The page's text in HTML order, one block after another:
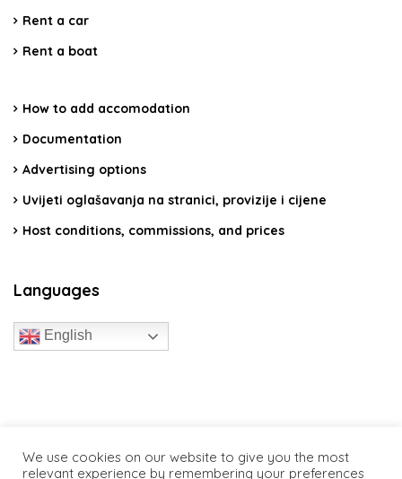
Rent a car
Rent a boat
How to add accomodation
Documentation
Advertising options
Uvijeti oglašavanja na stranici, provizije i cijene
Host conditions, commissions, and prices
Languages
English
We use cookies on our website to give you the most
relevant experience by remembering your preferences